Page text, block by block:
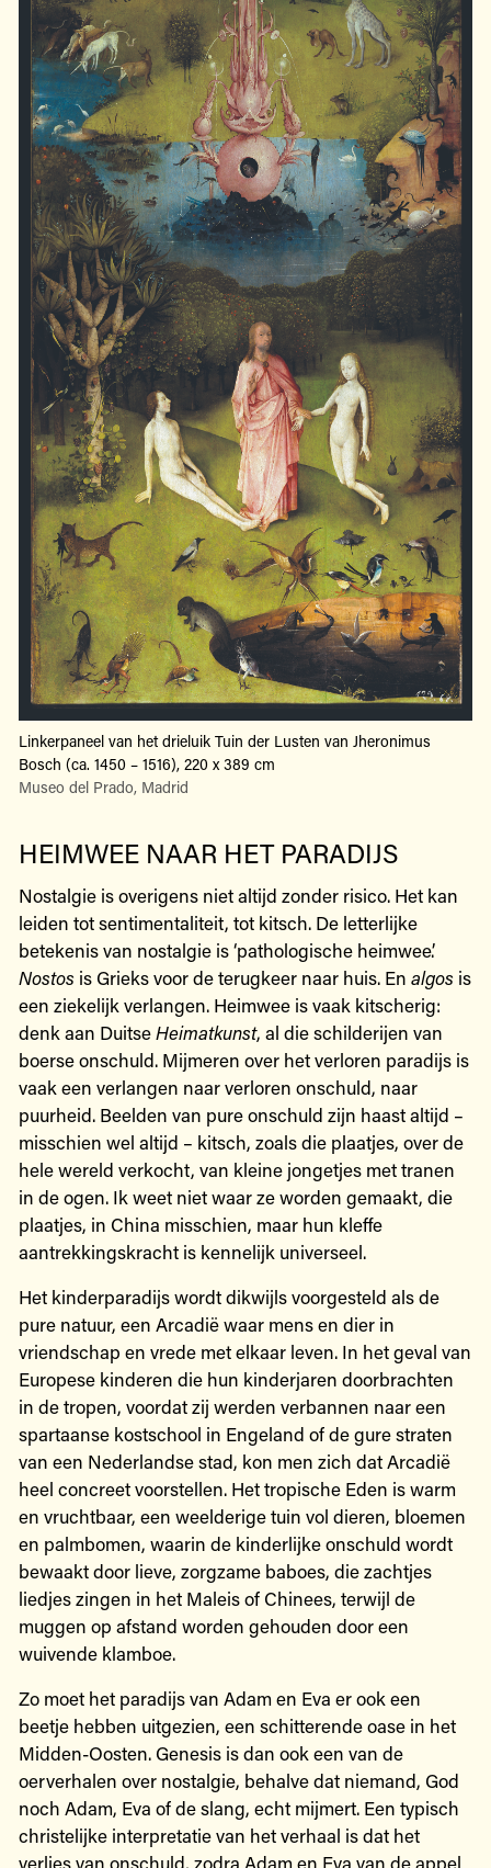
Linkerpaneel van het drieluik Tuin der Lusten van Jheronimus
Bosch (ca. 1450 – 1516), 220 x 389 cm
Museo del Prado, Madrid
HEIMWEE NAAR HET PARADIJS
Nostalgie is overigens niet altijd zonder risico. Het kan
leiden tot sentimentaliteit, tot kitsch. De letterlijke
betekenis van nostalgie is ‘pathologische heimwee’.
Nostos is Grieks voor de terugkeer naar huis. En algos is
een ziekelijk verlangen. Heimwee is vaak kitscherig:
denk aan DuitseHeimatkunst, al die schilderijen van
boerse onschuld. Mijmeren over het verloren paradijs is
vaak een verlangen naar verloren onschuld, naar
puurheid. Beelden van pure onschuld zijn haast altijd –
misschien wel altijd – kitsch, zoals die plaatjes, over de
hele wereld verkocht, van kleine jongetjes met tranen
in de ogen. Ik weet niet waar ze worden gemaakt, die
plaatjes, in China misschien, maar hun kleffe
aantrekkingskracht is kennelijk universeel.
Het kinderparadijs wordt dikwijls voorgesteld als de
pure natuur, een Arcadië waar mens en dier in
vriendschap en vrede met elkaar leven. In het geval van
Europese kinderen die hun kinderjaren doorbrachten
in de tropen, voordat zij werden verbannen naar een
spartaanse kostschool in Engeland of de gure straten
van een Nederlandse stad, kon men zich dat Arcadië
heel concreet voorstellen. Het tropische Eden is warm
en vruchtbaar, een weelderige tuin vol dieren, bloemen
en palmbomen, waarin de kinderlijke onschuld wordt
bewaakt door lieve, zorgzame baboes, die zachtjes
liedjes zingen in het Maleis of Chinees, terwijl de
muggen op afstand worden gehouden door een
wuivende klamboe.
Zo moet het paradijs van Adam en Eva er ook een
beetje hebben uitgezien, een schitterende oase in het
Midden-Oosten. Genesis is dan ook een van de
oerverhalen over nostalgie, behalve dat niemand, God
noch Adam, Eva of de slang, echt mijmert. Een typisch
christelijke interpretatie van het verhaal is dat het
verlies van onschuld, zodra Adam en Eva van de appel